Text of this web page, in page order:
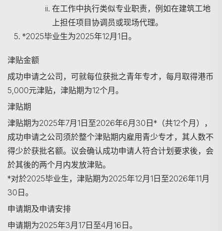
在工作中执行类似专业职责，例如在建筑工地
上担任项目协调员或现场代理。
*2025毕业生为2025年12月1日。
津贴金额
成功申请之公司，可就每位获批之青年专才，每月取得港币
5,000元津贴，津贴期为12个月。
津贴期
津贴期为2025年7月1日至2026年6月30日*（共12个月），
成功申请之公司须於整个津贴期内雇用青少专才，其人数不
得少於获批名额。议会确认成功申请人符合计划要求後，会
於其後的两个月内发放津贴。
*对於2025毕业生，津贴期为2025年12月1日至2026年11月
30日。
申请期及申请安排
申请期为2025年3月17日至4月16日。